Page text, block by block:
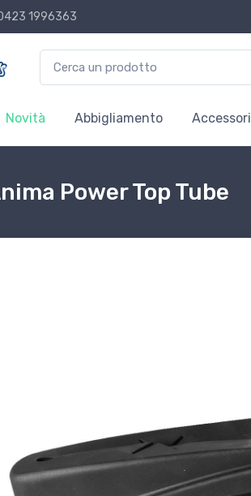
1996363
Novità Abbigliamento Accessori
Power Top Tube